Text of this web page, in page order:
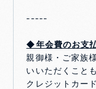
-----
◆年会費のお支
親御様・ご家族
いいただくこと
クレジットカー